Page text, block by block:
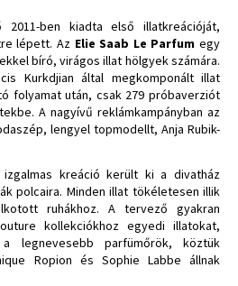
2011-ben kiadta első illatkreációját,
lépett. Az Elie Saab Le Parfum egy
bíró, virágos illat hölgyek számára.
Kurkdjian által megkomponált illat
folyamat után, csak 279 próbaverziót
A nagyívű reklámkampányban az
lengyel topmodellt, Anja Rubik-
kreáció került ki a divatház
polcaira. Minden illat tökéletesen illik
ruhákhoz. A tervező gyakran
kollekciókhoz egyedi illatokat,
a legnevesebb parfümőrök, köztük
Ropion és Sophie Labbe állnak